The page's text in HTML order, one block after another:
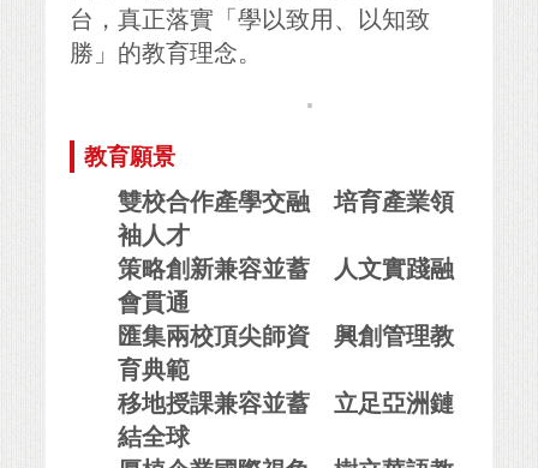
台，真正落實「學以致用、以知致
勝」的教育理念。
.
教育願景
雙校合作產學交融 培育產業領
袖人才
策略創新兼容並蓄 人文實踐融
會貫通
匯集兩校頂尖師資 興創管理教
育典範
移地授課兼容並蓄 立足亞洲鏈
結全球